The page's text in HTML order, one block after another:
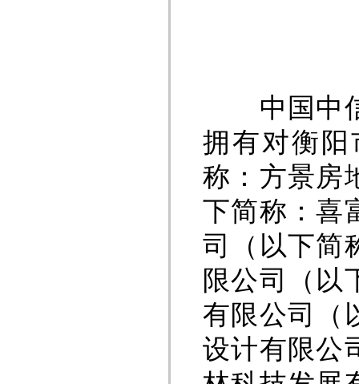
中国中信
拥有对衡
称：方景房
下简称：喜
司（以下简
限公司（以
有限公司（
设计有限公